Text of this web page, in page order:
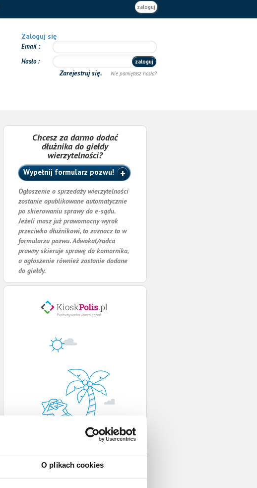
O plikach cookies
zaloguj
Zaloguj się
Email
Hasło
zaloguj
Zarejestruj się. Nie pamiętasz hasła?
Chcesz za darmo dodać
dłużnika do giełdy
wierzytelności?
Wypełnij formularz pozwu!
Ogłoszenie o sprzedaży wierzytelności
zostanie opublikowane automatycznie
po skierowaniu sprawy do e-sądu.
Jeżeli masz już prawomocny wyrok
przeciwko dłużnikowi, to zaznacz to w
formularzu pozwu. Adwokat/radca
prawny skieruje sprawę do komornika,
a ogłoszenie również zostanie dodane
do giełdy.